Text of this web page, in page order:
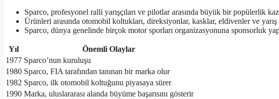
Sparco, profesyonel ralli yarışçıları ve pilotlar arasında büyük bir popülerlik
Ürünleri arasında otomobil koltukları, direksiyonlar, kasklar, eldivenler ve
Sparco, dünya genelinde birçok motor sporları organizasyonuna sponsorluk
Yıl
Önemli Olaylar
1977 Sparco’nun kuruluşu
1980 Sparco, FIA tarafından tanınan bir marka olur
1982 Sparco, ilk otomobil koltuğunu piyasaya sürer
1990 Marka, uluslararası alanda büyüme başarısını gösterir